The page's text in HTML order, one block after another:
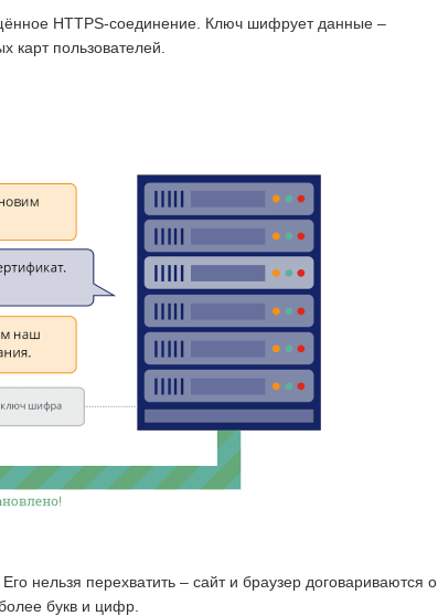
HTTPS-соединение. Ключ шифрует данные –
карт пользователей.
нельзя перехватить – сайт и браузер договариваются о
букв и цифр.